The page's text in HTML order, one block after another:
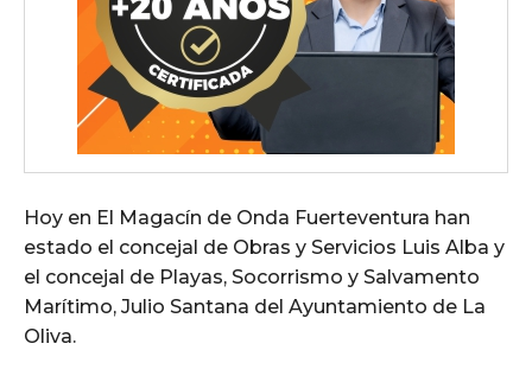
Hoy en El Magacín de Onda Fuerteventura han
estado el concejal de Obras y Servicios Luis Alba y
el concejal de Playas, Socorrismo y Salvamento
Marítimo, Julio Santana del Ayuntamiento de La
Oliva.